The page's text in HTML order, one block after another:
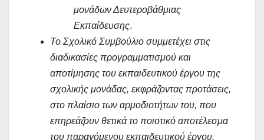
μονάδων Δευτεροβάθμιας
Εκπαίδευσης.
Το Σχολικό Συμβούλιο συμμετέχει στις
διαδικασίες προγραμματισμού και
αποτίμησης του εκπαιδευτικού έργου της
σχολικής μονάδας, εκφράζοντας προτάσεις,
στο πλαίσιο των αρμοδιοτήτων του, που
επηρεάζουν θετικά το ποιοτικό αποτέλεσμα
του παραγόμενου εκπαιδευτικού έργου.